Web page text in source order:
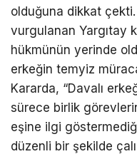
olduğuna dikkat
vurgulanan Yargıtay
hükmünün yerinde
erkeğin temyiz
Kararda, “Davalı
sürece birlik
eşine ilgi
düzenli bir şekilde